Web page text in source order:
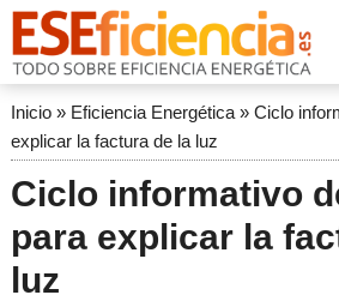
Inicio» Eficiencia Energética» Ciclo
explicar la factura de la luz
Ciclo informativo
para explicar la
luz